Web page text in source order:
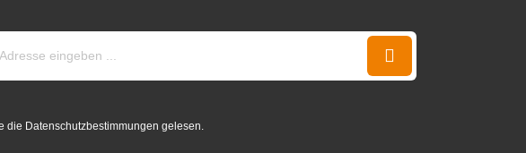
die Datenschutzbestimmungen gelesen.